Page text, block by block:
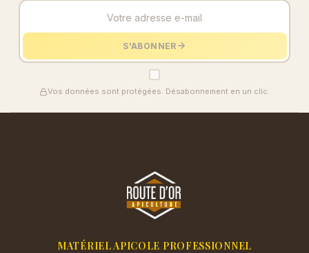
S'ABONNER
Vos données sont protégées. Désabonnement en un clic.
MATÉRIEL APICOLE PROFESSIONNEL